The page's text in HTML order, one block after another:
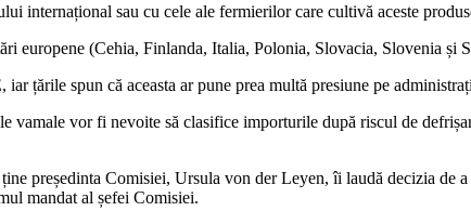
internațional sau cu cele ale fermierilor care cultivă aceste
europene (Cehia, Finlanda, Italia, Polonia, Slovacia, Slovenia și
țările spun că aceasta ar pune prea multă presiune pe
vamale vor fi nevoite să clasifice importurile după riscul de
președinta Comisiei, Ursula von der Leyen, îi laudă decizia de
mandat al șefei Comisiei.